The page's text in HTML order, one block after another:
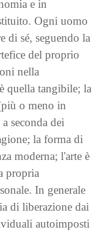
e in
Ogni uomo
di sé, seguendo la
del proprio
nella
quella tangibile; la
o meno in
seconda dei
la forma di
moderna; l'arte è
propria
In generale
di liberazione dai
autoimposti